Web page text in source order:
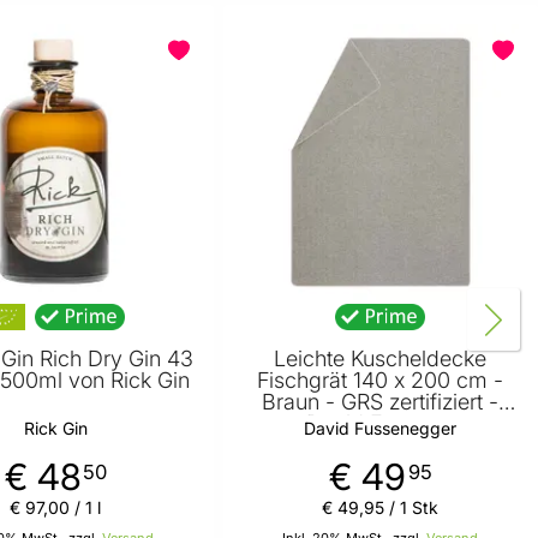
Rich Dry Gin 43
von Rick Gin
Rick Gin
€ 4850
€ 97,00 / 1 l
Leichte Kuscheldecke
Fischgrät 140 x 200 cm -
Braun - GRS zertifiziert -
von David Fussenegger
David Fussenegger
€ 49 95
€ 49,95 / 1 Stk